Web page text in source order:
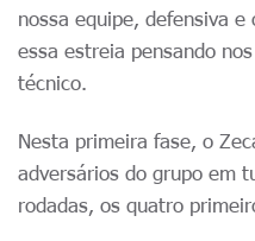
nossa equipe, defensiva
essa estreia pensando
técnico.
Nesta primeira fase, o
adversários do grupo em
rodadas, os quatro